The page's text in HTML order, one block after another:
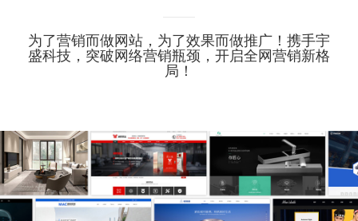
为了营销而做网站，为了效果而做推广！携手宇
盛科技，突破网络营销瓶颈，开启全网营销新格
局！